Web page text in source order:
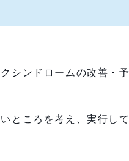
シンドロームの改善・
ところを考え、実行し